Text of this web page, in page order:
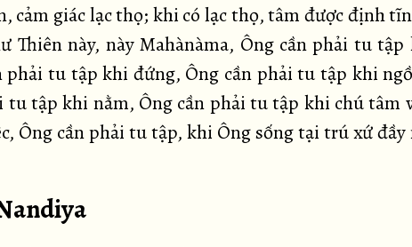
cảm giác lạc thọ; khi có lạc thọ, tâm được định
Thiên này, này Mahànàma, Ông cần phải tu
phải tu tập khi đứng, Ông cần phải tu tập khi
tu tập khi nằm, Ông cần phải tu tập khi chú tâm
Ông cần phải tu tập, khi Ông sống tại trú xứ